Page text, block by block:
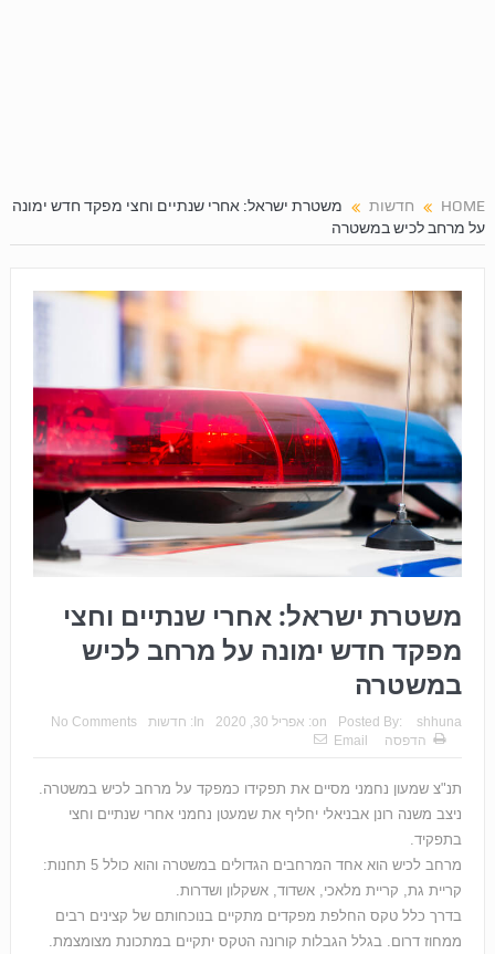
HOME חדשות
משטרת ישראל: אחרי שנתיים וחצי מפקד חדש ימונה
על מרחב לכיש במשטרה
משטרת ישראל: אחרי שנתיים וחצי
מפקד חדש ימונה על מרחב לכיש
במשטרה
Posted By: shhuna
on: אפריל 30, 2020 In: חדשות
No Comments
הדפסה
Email
תנ"צ שמעון נחמני מסיים את תפקידו כמפקד על מרחב לכיש במשטרה.
ניצב משנה רונן אבניאלי יחליף את שמעטן נחמני אחרי שנתיים וחצי
בתפקיד.
מרחב לכיש הוא אחד המרחבים הגדולים במשטרה והוא כולל 5 תחנות:
קריית גת, קריית מלאכי, אשדוד, אשקלון ושדרות.
בדרך כלל טקס החלפת מפקדים מתקיים בנוכחותם של קצינים רבים
ממחוז דרום. בגלל הגבלות קורונה הטקס יתקיים במתכונת מצומצמת.